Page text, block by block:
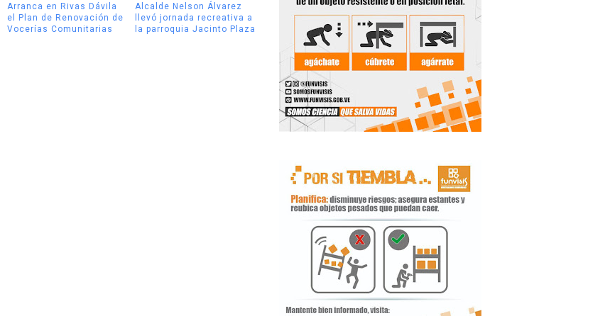
Arranca en Rivas Dávila
el Plan de Renovación de
Vocerías Comunitarias
Alcalde Nelson Álvarez
llevó jornada recreativa a
la parroquia Jacinto Plaza